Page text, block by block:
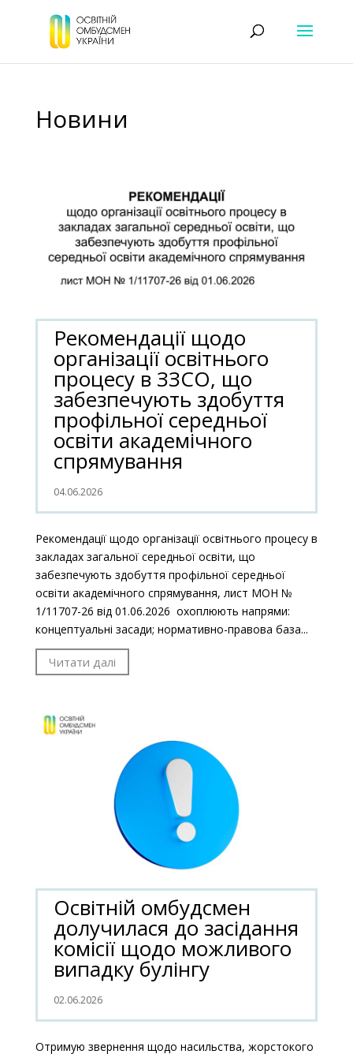
Новини
Рекомендації щодо
організації освітнього
процесу в ЗЗСО, що
забезпечують здобуття
профільної середньої
освіти академічного
спрямування
04.06.2026
Рекомендації щодо організації освітнього процесу в
закладах загальної середньої освіти, що
забезпечують здобуття профільної середньої
освіти академічного спрямування, лист МОН №
1/11707-26 від 01.06.2026 охоплюють напрями:
концептуальні засади; нормативно-правова база...
Читати далі
Освітній омбудсмен
долучилася до засідання
комісії щодо можливого
випадку булінгу
02.06.2026
Отримую звернення щодо насильства, жорстокого